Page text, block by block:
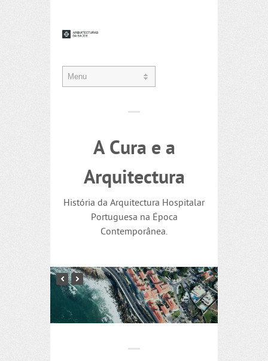
A Cura e a
Arquitectura
História da Arquitectura Hospitalar
Portuguesa na Época
Contemporânea.